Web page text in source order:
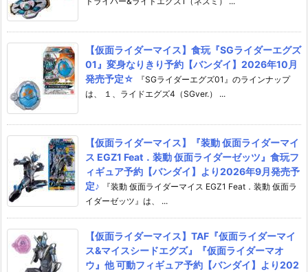
【仮面ライダーマイス】食玩『SGライダーエグズ
01』変身なりきり予約【バンダイ】2026年10月
発売予定☆
『SGライダーエグズ01』のラインナップ
は、 １、ライドエグズ4（SGver.） ...
【仮面ライダーマイス】『装動 仮面ライダーマイ
ス EGZ1 Feat．装動 仮面ライダーゼッツ』食玩フ
ィギュア予約【バンダイ】より2026年9月発売予
定♪
『装動 仮面ライダーマイス EGZ1 Feat．装動 仮面ラ
イダーゼッツ』は、 ...
【仮面ライダーマイス】TAF『仮面ライダーマイ
ス&マイスシードエグズ』『仮面ライダーマオ
ウ』他 可動フィギュア予約【バンダイ】より202